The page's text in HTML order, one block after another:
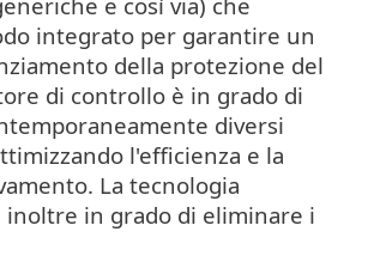
integrato per garantire un
della protezione del
di controllo è in grado di
diversi
l'efficienza e la
La tecnologia
inoltre in grado di eliminare i